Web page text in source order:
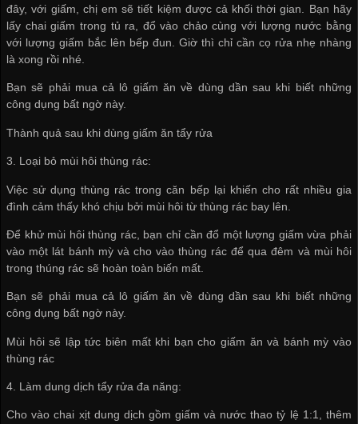
đây, với giấm, chị em sẽ tiết kiệm được cả khối thời gian. Bạn hãy
lấy chai giấm trong tủ ra, đổ vào chảo cùng với lượng nước bằng
với lượng giấm bắc lên bếp đun. Giờ thì chỉ cần cọ rửa nhẹ nhàng
là xong rồi nhé.
Bạn sẽ phải mua cả lô giấm ăn về dùng dần sau khi biết những
công dụng bất ngờ này.
Thành quả sau khi dùng giấm ăn tẩy rửa
3. Loại bỏ mùi hôi thùng rác:
Việc sử dụng thùng rác trong căn bếp lại khiến cho rất nhiều gia
đình cảm thấy khó chịu bởi mùi hôi từ thùng rác bay lên.
Để khử mùi hôi thùng rác, bạn chỉ cần đổ một lượng giấm vừa phải
vào một lát bánh mỳ và cho vào thùng rác để qua đêm và mùi hôi
trong thúng rác sẽ hoàn toàn biến mất.
Bạn sẽ phải mua cả lô giấm ăn về dùng dần sau khi biết những
công dụng bất ngờ này.
Mùi hôi sẽ lập tức biên mất khi bạn cho giấm ăn và bánh mỳ vào
thùng rác
4. Làm dung dịch tẩy rửa đa năng:
Cho vào chai xịt dung dịch gồm giấm và nước thao tỷ lệ 1:1, thêm